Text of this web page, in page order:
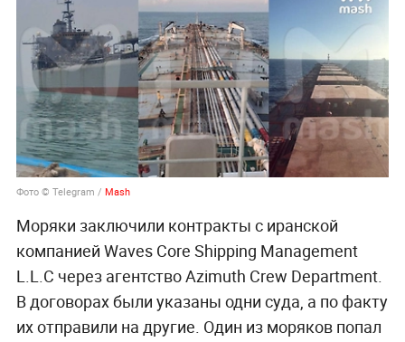
Фото © Telegram / Mash
Моряки заключили контракты с иранской
компанией Waves Core Shipping Management
L.L.C через агентство Azimuth Crew Department.
В договорах были указаны одни суда, а по факту
их отправили на другие. Один из моряков попал